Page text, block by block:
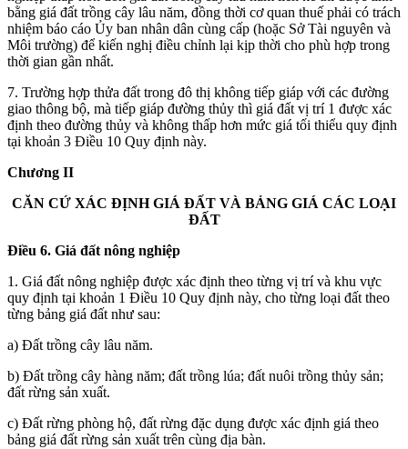
bằng giá đất trồng cây lâu năm, đồng thời cơ quan thuế phải có trách
nhiệm báo cáo Ủy ban nhân dân cùng cấp (hoặc Sở Tài nguyên và
Môi trường) để kiến nghị điều chỉnh lại kịp thời cho phù hợp trong
thời gian gần nhất.
7. Trường hợp thửa đất trong đô thị không tiếp giáp với các đường
giao thông bộ, mà tiếp giáp đường thủy thì giá đất vị trí 1 được xác
định theo đường thủy và không thấp hơn mức giá tối thiểu quy định
tại khoản 3 Điều 10 Quy định này.
Chương II
CĂN CỨ XÁC ĐỊNH GIÁ ĐẤT VÀ BẢNG GIÁ CÁC LOẠI
ĐẤT
Điều 6. Giá đất nông nghiệp
1. Giá đất nông nghiệp được xác định theo từng vị trí và khu vực
quy định tại khoản 1 Điều 10 Quy định này, cho từng loại đất theo
từng bảng giá đất như sau:
a) Đất trồng cây lâu năm.
b) Đất trồng cây hàng năm; đất trồng lúa; đất nuôi trồng thủy sản;
đất rừng sản xuất.
c) Đất rừng phòng hộ, đất rừng đặc dụng được xác định giá theo
bảng giá đất rừng sản xuất trên cùng địa bàn.